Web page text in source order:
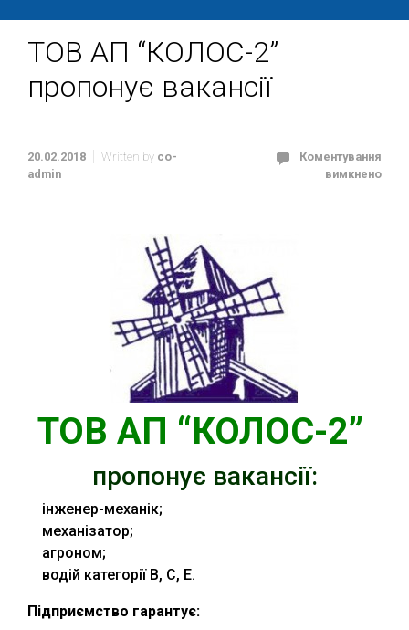
ТОВ АП “КОЛОС-2”
пропонує вакансії
20.02.2018 Written by co-
admin
Коментування
вимкнено
ТОВ АП “КОЛОС-2”
пропонує вакансії:
інженер-механік;
механізатор;
агроном;
водій категорії В, С, Е.
Підприємство гарантує: